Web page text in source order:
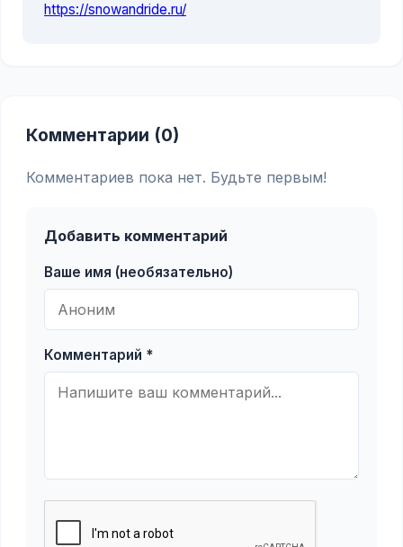
https://snowandride.ru/
Комментарии (0)
Комментариев пока нет. Будьте первым!
Добавить комментарий
Ваше имя (необязательно)
Комментарий *